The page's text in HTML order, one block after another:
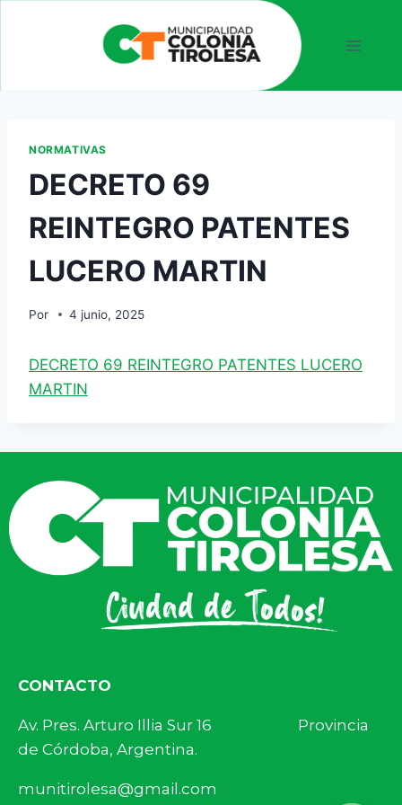
NORMATIVAS
DECRETO 69
REINTEGRO PATENTES
LUCERO MARTIN
Por 4 junio, 2025
DECRETO 69 REINTEGRO PATENTES LUCERO
MARTIN
CONTACTO
Av. Pres. Arturo Illia Sur 16 Provincia
de Córdoba, Argentina.
munitirolesa@gmail.com